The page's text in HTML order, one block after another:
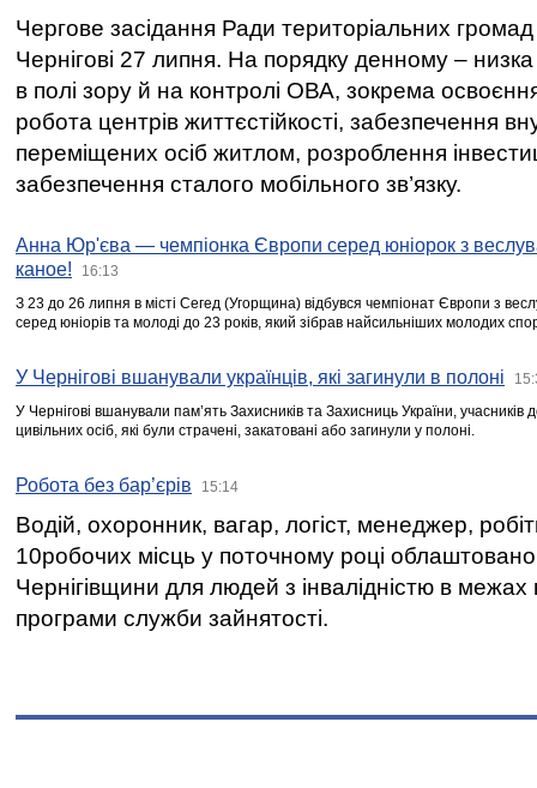
Чергове засідання Ради територіальних громад
Чернігові 27 липня. На порядку денному –
в полі зору й на контролі ОВА, зокрема освоєння
робота центрів життєстійкості, забезпечення
переміщених осіб житлом, розроблення
забезпечення сталого мобільного зв’язку.
Анна Юр'єва — чемпіонка Європи серед юніорок з
каное!
16:13
З 23 до 26 липня в місті Сегед (Угорщина) відбувся чемпіонат Європи з
серед юніорів та молоді до 23 років, який зібрав найсильніших молодих
У Чернігові вшанували українців, які загинули в полоні
У Чернігові вшанували пам’ять Захисників та Захисниць України,
цивільних осіб, які були страчені, закатовані або загинули у полоні.
Робота без бар’єрів 15:14
Водій, охоронник, вагар, логіст, менеджер,
10робочих місць у поточному році
Чернігівщини для людей з інвалідністю в межах
програми служби зайнятості.